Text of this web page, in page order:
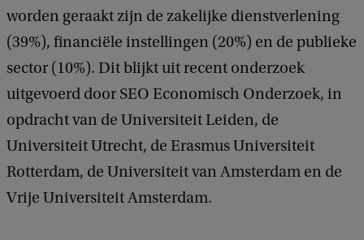
worden geraakt zijn de zakelijke dienstverlening
(39%), financiële instellingen (20%) en de publieke
sector (10%). Dit blijkt uit recent onderzoek
uitgevoerd door SEO Economisch Onderzoek, in
opdracht van de Universiteit Leiden, de
Universiteit Utrecht, de Erasmus Universiteit
Rotterdam, de Universiteit van Amsterdam en de
Vrije Universiteit Amsterdam.